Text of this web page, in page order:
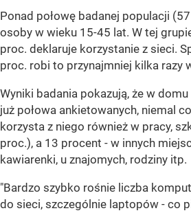
Ponad połowę badanej populacji
osoby w wieku 15-45 lat. W tej
proc. deklaruje korzystanie z sieci.
proc. robi to przynajmniej kilka razy
Wyniki badania pokazują, że w
już połowa ankietowanych, niemal
korzysta z niego również w pracy,
proc.), a 13 procent - w innych
kawiarenki, u znajomych, rodziny itp.
"Bardzo szybko rośnie liczba
do sieci, szczególnie laptopów - co